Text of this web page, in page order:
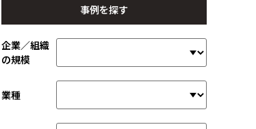
事例を探す
企業／組織
の規模
業種